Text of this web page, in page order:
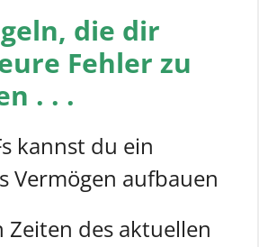
die dir
Fehler zu
. . .
kannst du ein
Vermögen aufbauen
Zeiten des aktuellen